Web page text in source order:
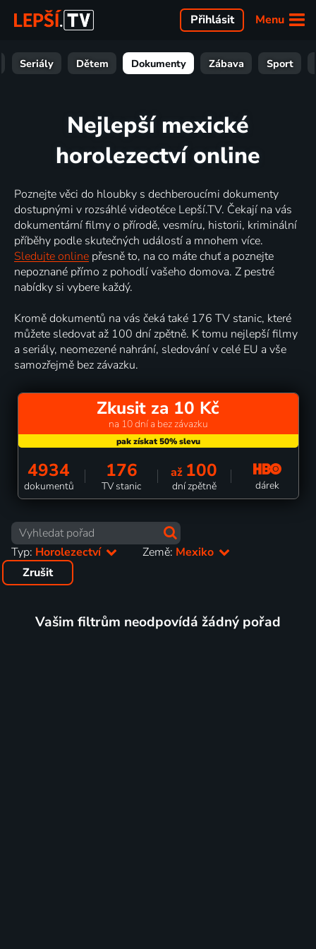
Menu
Přihlásit
Seriály Dětem Dokumenty Zábava Sport
Nejlepší mexické
horolezectví online
Poznejte věci do hloubky s dechberoucími dokumenty
dostupnými v rozsáhlé videotéce Lepší.TV. Čekají na vás
dokumentární filmy o přírodě, vesmíru, historii, kriminální
příběhy podle skutečných událostí a mnohem více.
Sledujte online přesně to, na co máte chuť a poznejte
nepoznané přímo z pohodlí vašeho domova. Z pestré
nabídky si vybere každý.
Kromě dokumentů na vás čeká také 176 TV stanic, které
můžete sledovat až 100 dní zpětně. K tomu nejlepší filmy
a seriály, neomezené nahrání, sledování v celé EU a vše
samozřejmě bez závazku.
Zkusit za 10 Kč
na 10 dní a bez závazku
4934
dokumentů
176
TV stanic
až 100
dní zpětně dárek
Typ: Horolezectví Země: Mexiko
Zrušit
Vašim filtrům neodpovídá žádný pořad